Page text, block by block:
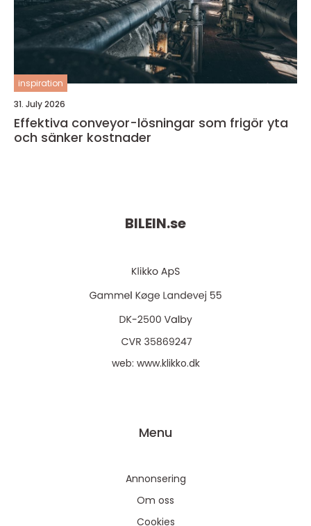
inspiration
31. July 2026
Effektiva conveyor-lösningar som frigör yta
och sänker kostnader
BILEIN.se
web: www.klikko.dk
Menu
Annonsering
Om oss
Cookies